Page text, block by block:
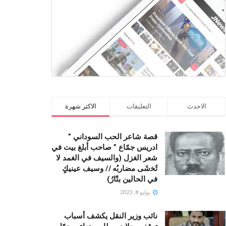
الاكثر شهرة التعليقات الاحدث
قصة شاعر الحب السوداني ”
ادريس جمّاع ” صاحب أبلغ بيت في
شعر الغزل (وﺍﻟﺴﻴﻒ ﻓﻲ الغمد ﻻ
ﺗُﺨشَى مضاربُه // ﻭﺳﻴﻒ ﻋﻴﻨﻴﻚٍ
ﻓﻲ ﺍﻟﺤﺎﻟﻴﻦ ﺑﺘّﺎﺭُ)
يوليو 8, 2023
نائب وزير النقل يكشف أسباب